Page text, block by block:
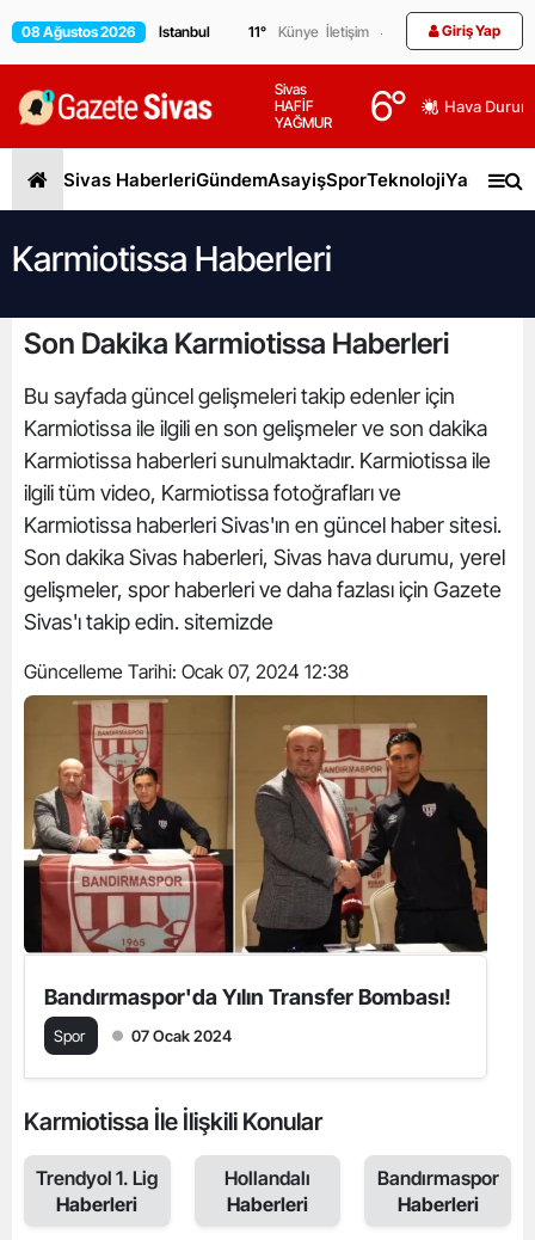
08 Ağustos 2026 11° Künye İletişim Giriş Yap
Sivas
HAFİF
YAĞMUR
6° Hava
Sivas HaberleriGündemAsayişSporTeknolojiYaşam
Karmiotissa Haberleri
Son Dakika Karmiotissa Haberleri
Bu sayfada güncel gelişmeleri takip edenler için
Karmiotissa ile ilgili en son gelişmeler ve son dakika
Karmiotissa haberleri sunulmaktadır. Karmiotissa ile
ilgili tüm video, Karmiotissa fotoğrafları ve
Karmiotissa haberleri Sivas'ın en güncel haber sitesi.
Son dakika Sivas haberleri, Sivas hava durumu, yerel
gelişmeler, spor haberleri ve daha fazlası için Gazete
Sivas'ı takip edin. sitemizde
Güncelleme Tarihi: Ocak 07, 2024 12:38
Bandırmaspor'da Yılın Transfer Bombası!
Spor 07 Ocak 2024
Karmiotissa İle İlişkili Konular
Trendyol 1. Lig
Haberleri
Hollandalı
Haberleri
Bandırmaspor
Haberleri